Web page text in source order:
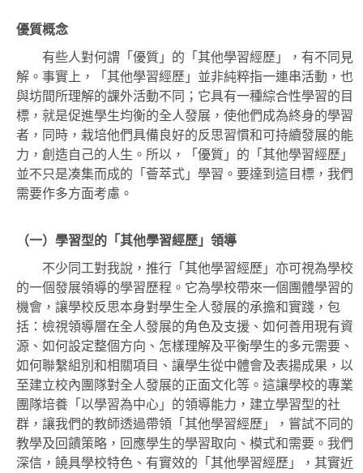
優質概念
有些人對何謂「優質」的「其他學習經歷」，有不同見
解。事實上，
「其他學習經歷」並非純粹指一連串活動，也
與坊間所理解的課外活動不同；它具有一種綜合性學習的目
標，就是促進學生均衡的全人發展，使他們成為終身的學習
者，同時，栽培他們具備良好的反思習慣和可持續發展的能
力，創造自己的人生 。所以，「優質」的「其他學習經歷」
並不只是凑集而成的「薈萃式」學習。要達到這目標，我們
需要作多方面考慮。
（一）學習型的「其他學習經歷」領導
不少同工對我說，推行「其他學習經歷」亦可視為學校
的一個發展領導的學習歷程。它為學校帶來一個團體學習的
機會，讓學校反思本身對學生全人發展的承擔和實踐，包
括：檢視領導層在全人發展的角色及支援、如何善用現有資
源、如何設定整個方向、怎樣理解及平衡學生的多元需要、
如何聯繫組別和相關項目、讓學生從中體會及表揚成果，以
至建立校內團隊對全人發展的正面文化等。這讓學校的專業
團隊培養「以學習為中心」的領導能力，建立學習型的社
群，讓我們的教師透過帶領「其他學習經歷」，嘗試不同的
教學及回饋策略，回應學生的學習取向、模式和需要。我們
深信，饒具學校特色、有實效的「其他學習經歷」，其實近